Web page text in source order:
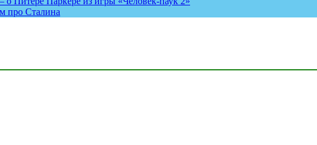
про Сталина